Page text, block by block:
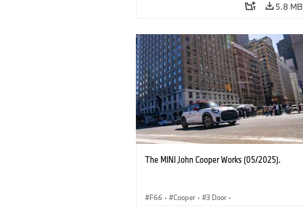
5.8 MB
The MINI John Cooper Works (05/2025).
F66 · Cooper · 3 Door ·